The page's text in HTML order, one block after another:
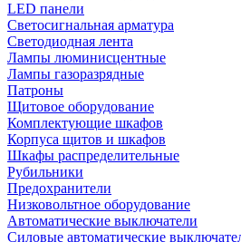
LED панели
Светосигнальная арматура
Светодиодная лента
Лампы люминисцентные
Лампы газоразрядные
Патроны
Щитовое оборудование
Комплектующие шкафов
Корпуса щитов и шкафов
Шкафы распределительные
Рубильники
Предохранители
Низковольтное оборудование
Автоматические выключатели
Силовые автоматические